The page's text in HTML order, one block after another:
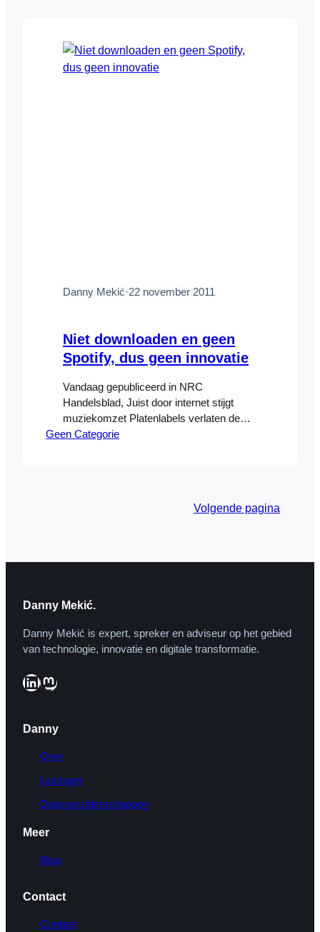
Verenigde Staten dreigen twee
desastreuze wetsvoorstellen te…
Danny Mekić·22 november 2011
Niet downloaden en geen
Spotify, dus geen innovatie
Vandaag gepubliceerd in NRC
Handelsblad, Juist door internet stijgt
muziekomzet Platenlabels verlaten de
legale muziekdownloadsite Spotify. Het
langer via Spotify te willen distribueren
Zou het…
Geen Categorie
Volgende pagina
Danny Mekić.
Danny Mekić is expert, spreker en adviseur op het gebied
van technologie, innovatie en digitale transformatie.
LinkedIn Mastodon
Danny
Over
Lezingen
Dagvoorzitterschappen
Meer
Blog
Contact
Contact